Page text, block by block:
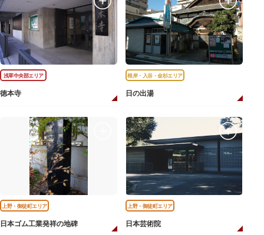
浅草中央部エリア
徳本寺
根岸・入谷・金杉エリア
日の出湯
上野・御徒町エリア
日本ゴム工業発祥の地碑
上野・御徒町エリア
日本芸術院